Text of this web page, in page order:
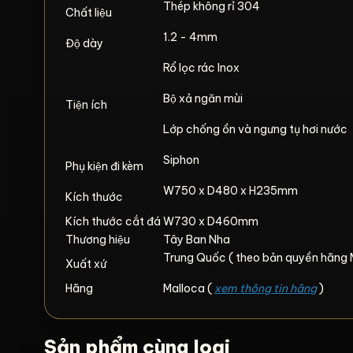
Chất liệu
Thép không rỉ 304
Độ dày 1.2 - 4mm
Tiện ích
Rổ lọc rác Inox
Bộ xả ngăn mùi
Lớp chống ồn và ngưng tụ hơi nước
Phụ kiện đi kèm Siphon
Kích thước W750 x D480 x H235mm
Kích thước cắt đá W730 x D460mm
Thương hiệu
Tây Ban Nha
Xuất xứ
Trung Quốc ( theo bản quyền hãng
Hãng Malloca ( xem thông tin hãng)
Sản phẩm cùng loại